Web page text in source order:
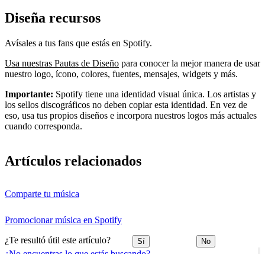
Diseña recursos
Avísales a tus fans que estás en Spotify.
Usa nuestras Pautas de Diseño para conocer la mejor manera de usar
nuestro logo, ícono, colores, fuentes, mensajes, widgets y más.
Importante: Spotify tiene una identidad visual única. Los artistas y
los sellos discográficos no deben copiar esta identidad. En vez de
eso, usa tus propios diseños e incorpora nuestros logos más actuales
cuando corresponda.
Artículos relacionados
Comparte tu música
Promocionar música en Spotify
¿Te resultó útil este artículo? Sí No